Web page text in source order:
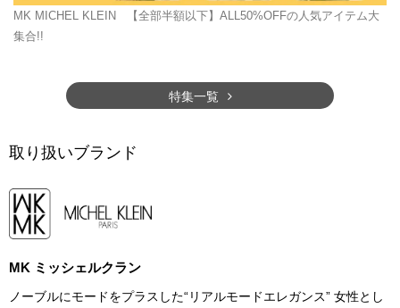
MK MICHEL KLEIN 【全部半額以下】ALL50%OFFの人気アイテム大
集合!!
特集一覧
取り扱いブランド
MK ミッシェルクラン
ノーブルにモードをプラスした“リアルモードエレガンス” 女性とし